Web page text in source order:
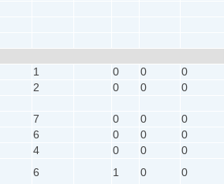
1 0 0
0
2 0 0
0
7 0 0
0
6 0 0
0
4 0 0
0
6 1 0
0